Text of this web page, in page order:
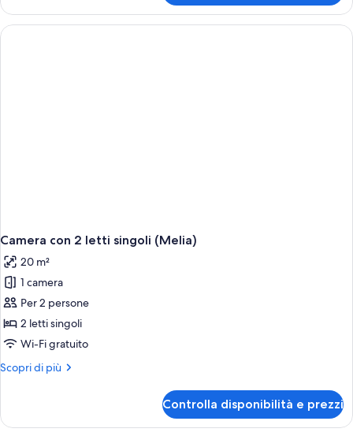
ROOM
TWIN
Camera con 2 letti singoli (Melia)
20 m²
1 camera
Per 2 persone
2 letti singoli
Wi-Fi gratuito
Scopri di più
Altri
con
Controlla disponibilità e prezzi